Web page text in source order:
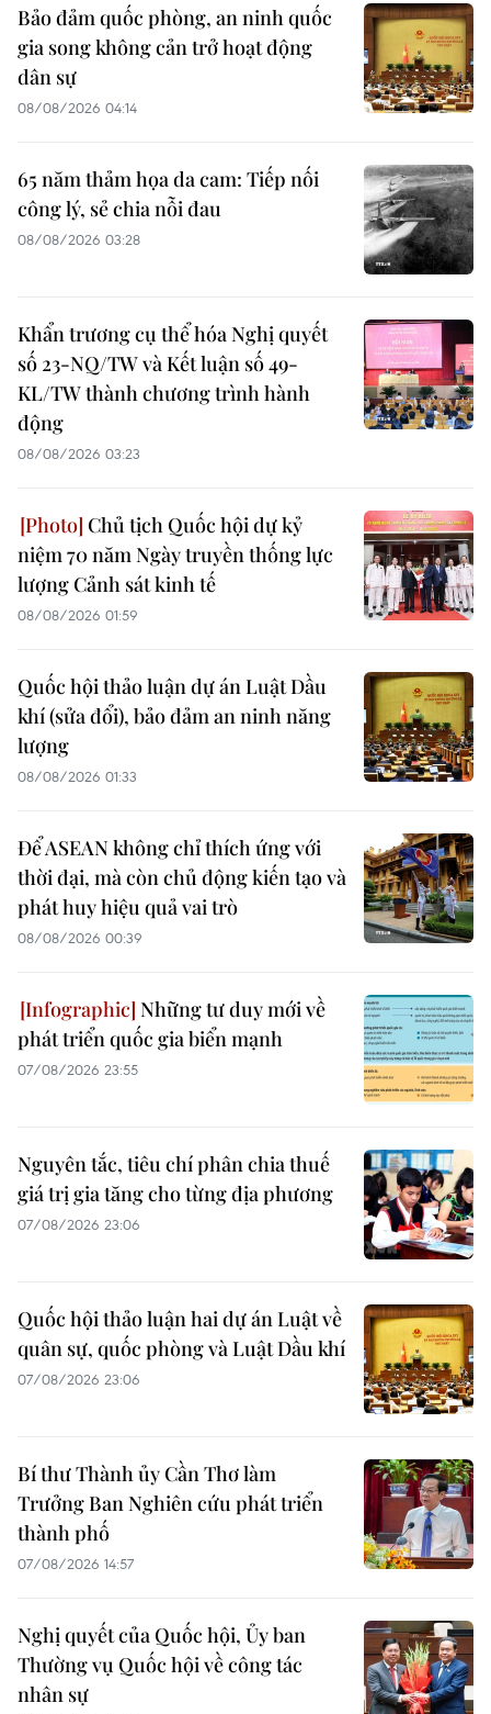
Bảo đảm quốc phòng, an ninh quốc
gia song không cản trở hoạt động
dân sự
08/08/2026 04:14
65 năm thảm họa da cam: Tiếp nối
công lý, sẻ chia nỗi đau
08/08/2026 03:28
Khẩn trương cụ thể hóa Nghị quyết
số 23-NQ/TW và Kết luận số 49-
KL/TW thành chương trình hành
động
08/08/2026 03:23
Chủ tịch Quốc hội dự kỷ
niệm 70 năm Ngày truyền thống lực
lượng Cảnh sát kinh tế
08/08/2026 01:59
Quốc hội thảo luận dự án Luật Dầu
khí (sửa đổi), bảo đảm an ninh năng
lượng
08/08/2026 01:33
Để ASEAN không chỉ thích ứng với
thời đại, mà còn chủ động kiến tạo và
phát huy hiệu quả vai trò
08/08/2026 00:39
Những tư duy mới về
phát triển quốc gia biển mạnh
07/08/2026 23:55
Nguyên tắc, tiêu chí phân chia thuế
giá trị gia tăng cho từng địa phương
07/08/2026 23:06
Quốc hội thảo luận hai dự án Luật về
quân sự, quốc phòng và Luật Dầu khí
07/08/2026 23:06
Bí thư Thành ủy Cần Thơ làm
Trưởng Ban Nghiên cứu phát triển
thành phố
07/08/2026 14:57
Nghị quyết của Quốc hội, Ủy ban
Thường vụ Quốc hội về công tác
nhân sự